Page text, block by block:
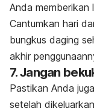
Anda memberikan
Cantumkan hari
bungkus daging
akhir
7. Jangan
Pastikan Anda
setelah